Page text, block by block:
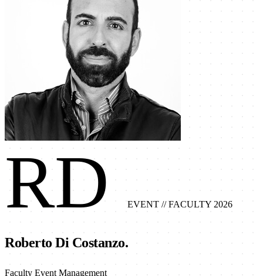
RD EVENT // FACULTY 2026
Roberto Di Costanzo.
Faculty Event Management